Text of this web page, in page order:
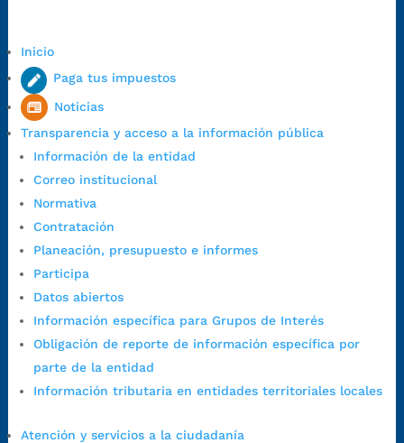
Inicio
Paga tus impuestos
Noticias
Transparencia y acceso a la información pública
Información de la entidad
Correo institucional
Normativa
Contratación
Planeación, presupuesto e informes
Participa
Datos abiertos
Información específica para Grupos de Interés
Obligación de reporte de información específica por
parte de la entidad
Información tributaria en entidades territoriales locales
Atención y servicios a la ciudadanía
Horario de Atención:
1:00 p.m. a 5:30 p.m. / viernes jornada continua en el horario de
7:00 a.m. a 5:00 p.m., con 30 minutos de descanso al medio día.
Horario de Atención CAME (Central):
Canal de denuncia para presuntos actos de corrupción: